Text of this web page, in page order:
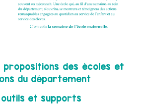
des écoles et
du département
et supports